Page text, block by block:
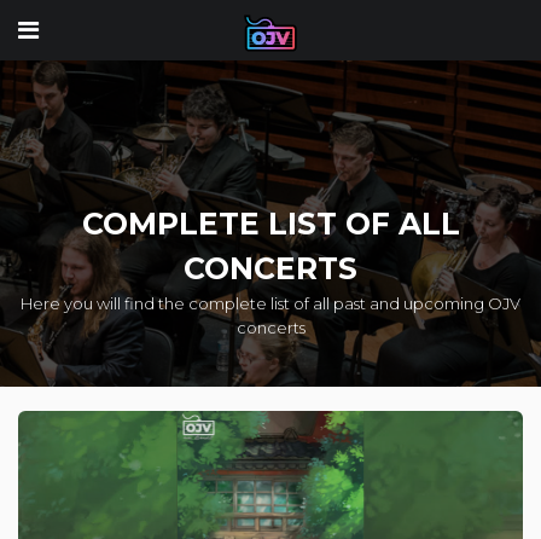
COMPLETE LIST OF ALL
CONCERTS
Here you will find the complete list of all past and upcoming OJV
concerts